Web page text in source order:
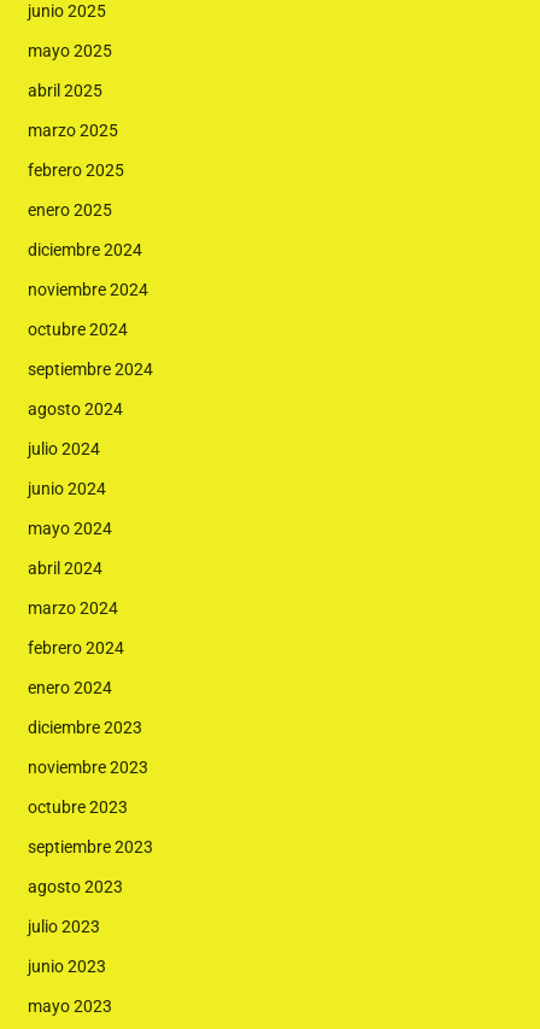
junio 2025
mayo 2025
abril 2025
marzo 2025
febrero 2025
enero 2025
diciembre 2024
noviembre 2024
octubre 2024
septiembre 2024
agosto 2024
julio 2024
junio 2024
mayo 2024
abril 2024
marzo 2024
febrero 2024
enero 2024
diciembre 2023
noviembre 2023
octubre 2023
septiembre 2023
agosto 2023
julio 2023
junio 2023
mayo 2023